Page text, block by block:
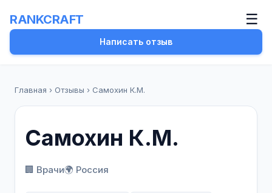
RANKCRAFT ☰
Написать отзыв
Главная › Отзывы › Самохин К.М.
Самохин К.М.
🏢 Врачи🌍 Россия